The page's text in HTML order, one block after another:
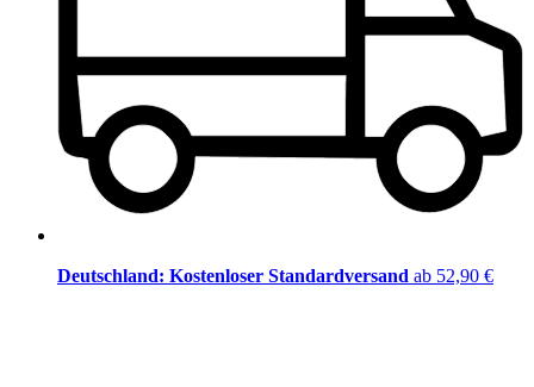
Deutschland: Kostenloser Standardversand ab 52,90 €